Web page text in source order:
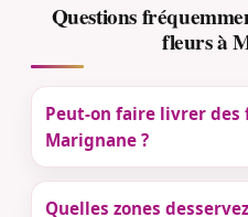
Questions
fleurs à
Peut-on faire livrer des
Marignane ?
Quelles zones